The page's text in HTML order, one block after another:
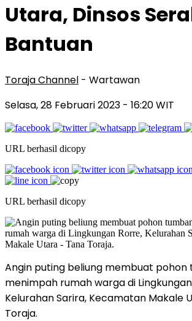
Utara, Dinsos
Bantuan
Toraja Channel - Wartawan
Selasa, 28 Februari 2023 - 16:20 WIT
URL berhasil dicopy
URL berhasil dicopy
Angin puting beliung membuat pohon
menimpah rumah warga di
Kelurahan Sarira, Kecamatan Makale
Toraja.